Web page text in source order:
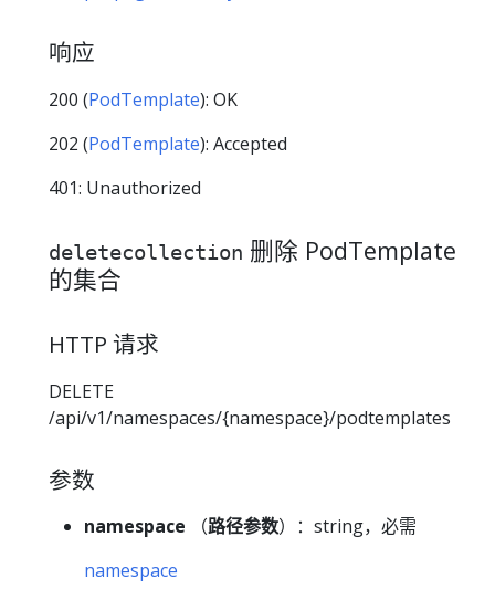
响应
200 (PodTemplate): OK
202 (PodTemplate): Accepted
401: Unauthorized
deletecollection 删除 PodTemplate
的集合
HTTP 请求
DELETE
/api/v1/namespaces/{namespace}/podtemplates
参数
namespace （路径参数）：string，必需
namespace